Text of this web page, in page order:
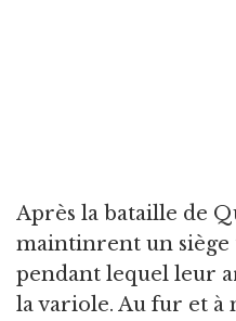
Après la bataille de
maintinrent un siège
pendant lequel leur
la variole. Au fur et à